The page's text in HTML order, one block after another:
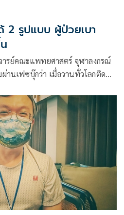
2 รูปแบบ ผู้ป่วยเบา
ารย์คณะแพทยศาสตร์ จุฬาลงกรณ์
านเฟซบุ๊กว่า เมื่อวานทั่วโลกติด
ม 6,487,913 คน